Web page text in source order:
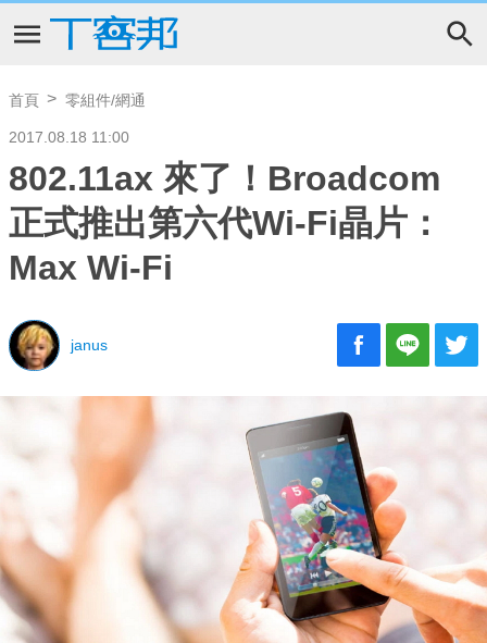
首頁 零組件/網通
2017.08.18 11:00
802.11ax 來了！Broadcom
正式推出第六代Wi-Fi晶片：
Max Wi-Fi
janus